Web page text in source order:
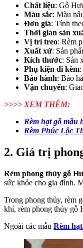
Chất liệu: Gỗ
Màu sắc: Màu
Đơn giá: Tính
Thời gian sản
Vị trí treo: Rèm
Xuất xứ: Sản
Kích thước: Sản
Phụ kiện đi kèm
Bảo hành: Bảo
Vận chuyển:
>>>> XEM THÊM:
Rèm hạt gỗ mẫu
Rèm Phúc Lộc
2. Giá trị
Rèm phong thủy gỗ
sức khỏe cho gia đình.
Trong phong thủy, rèm
khí, rèm phong thủy gỗ
Ngoài các mẫu Rèm